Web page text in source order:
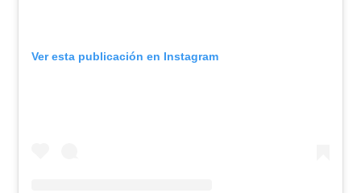
Ver esta publicación en Instagram